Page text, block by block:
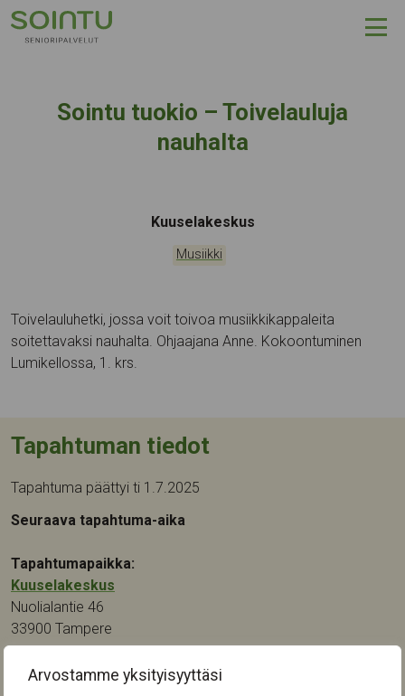
Arvostamme yksityisyyttäsi
Hyppää sisältöön
Sointu tuokio – Toivelauluja
nauhalta
Tapahtumapaikka:
Kuuselakeskus
Kategoriat:
Musiikki
Toivelauluhetki, jossa voit toivoa musiikkikappaleita
soitettavaksi nauhalta. Ohjaajana Anne. Kokoontuminen
Lumikellossa, 1. krs.
Tapahtuman tiedot
Tapahtuma päättyi ti 1.7.2025
Seuraava tapahtuma-aika
Tapahtumapaikka:
Kuuselakeskus
Nuolialantie 46
33900 Tampere
Kategoriat: